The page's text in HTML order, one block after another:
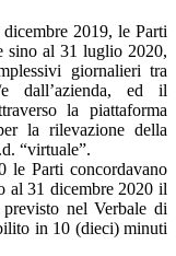
2019, le Parti
sino al 31 luglio 2020,
giornalieri tra
dall’azienda, ed il
la piattaforma
la rilevazione della
“virtuale”.
le Parti concordavano
al 31 dicembre 2020 il
nel Verbale di
in 10 (dieci) minuti